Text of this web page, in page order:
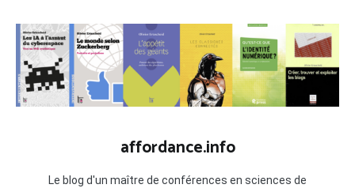
contenu
affordance.info
Le blog d'un maître de conférences en sciences de